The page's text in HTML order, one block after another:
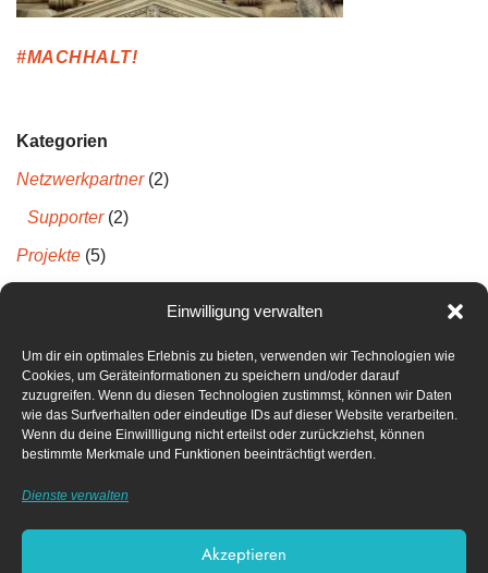
Einwilligung verwalten
Um dir ein optimales Erlebnis zu bieten, verwenden wir Technologien wie
Cookies, um Geräteinformationen zu speichern und/oder darauf
zuzugreifen. Wenn du diesen Technologien zustimmst, können wir Daten
wie das Surfverhalten oder eindeutige IDs auf dieser Website verarbeiten.
Wenn du deine Einwillligung nicht erteilst oder zurückziehst, können
bestimmte Merkmale und Funktionen beeinträchtigt werden.
Dienste verwalten
Akzeptieren
#MACHHALT!
Kategorien
Netzwerkpartner(2)
Supporter(2)
Projekte (5)
Neueste Kommentare
Archiv